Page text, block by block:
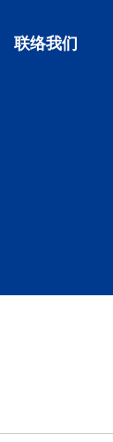
联络我们